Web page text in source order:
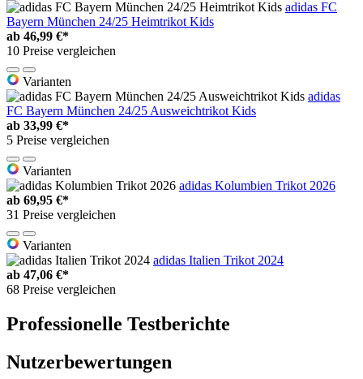
adidas FC
Bayern München 24/25 Heimtrikot Kids
ab 46,99 €*
10 Preise vergleichen
Varianten
adidas
FC Bayern München 24/25 Ausweichtrikot Kids
ab 33,99 €*
5 Preise vergleichen
Varianten
adidas Kolumbien Trikot 2026
ab 69,95 €*
31 Preise vergleichen
Varianten
adidas Italien Trikot 2024
ab 47,06 €*
68 Preise vergleichen
Professionelle Testberichte
Nutzerbewertungen